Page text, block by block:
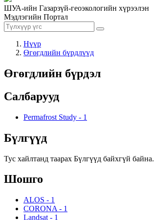
ШУА-ийн Газарзүй-геоэкологийн хүрээлэн
Мэдлэгийн Портал
Нүүр
Өгөгдлийн бүрдлүүд
Өгөгдлийн бүрдэл
Салбарууд
Permafrost Study - 1
Бүлгүүд
Тус хайлтанд таарах Бүлгүүд байхгүй байна.
Шошго
ALOS - 1
CORONA - 1
Landsat - 1